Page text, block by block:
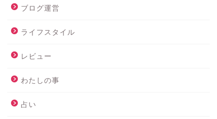
ブログ運営
ライフスタイル
レビュー
わたしの事
占い